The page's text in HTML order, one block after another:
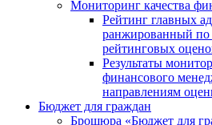
Мониторинг качества
Рейтинг главных
ранжированный
рейтинговых
Результаты
финансового
направлениям
Бюджет для граждан
Брошюра «Бюджет для